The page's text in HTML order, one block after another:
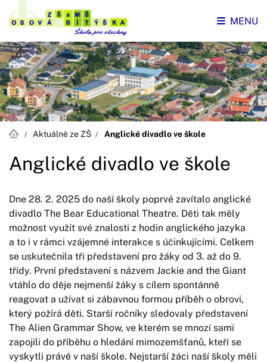
MENU
Aktuálně ze ZŠ Anglické divadlo ve škole
Anglické divadlo ve škole
Dne 28. 2. 2025 do naší školy poprvé zavítalo anglické
divadlo The Bear Educational Theatre. Děti tak měly
možnost využít své znalosti z hodin anglického jazyka
a to i v rámci vzájemné interakce s účinkujícími. Celkem
se uskutečnila tři představení pro žáky od 3. až do 9.
třídy. První představení s názvem Jackie and the Giant
vtáhlo do děje nejmenší žáky s cílem spontánně
reagovat a užívat si zábavnou formou příběh o obrovi,
který požírá děti. Starší ročníky sledovaly představení
The Alien Grammar Show, ve kterém se mnozí sami
zapojili do příběhu o hledání mimozemšťanů, kteří se
vyskytli právě v naší škole. Nejstarší žáci naší školy měli